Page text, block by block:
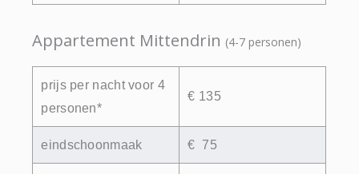
Appartement Mittendrin (4-7 personen)
prijs per nacht voor 4
personen*
€ 135
eindschoonmaak € 75